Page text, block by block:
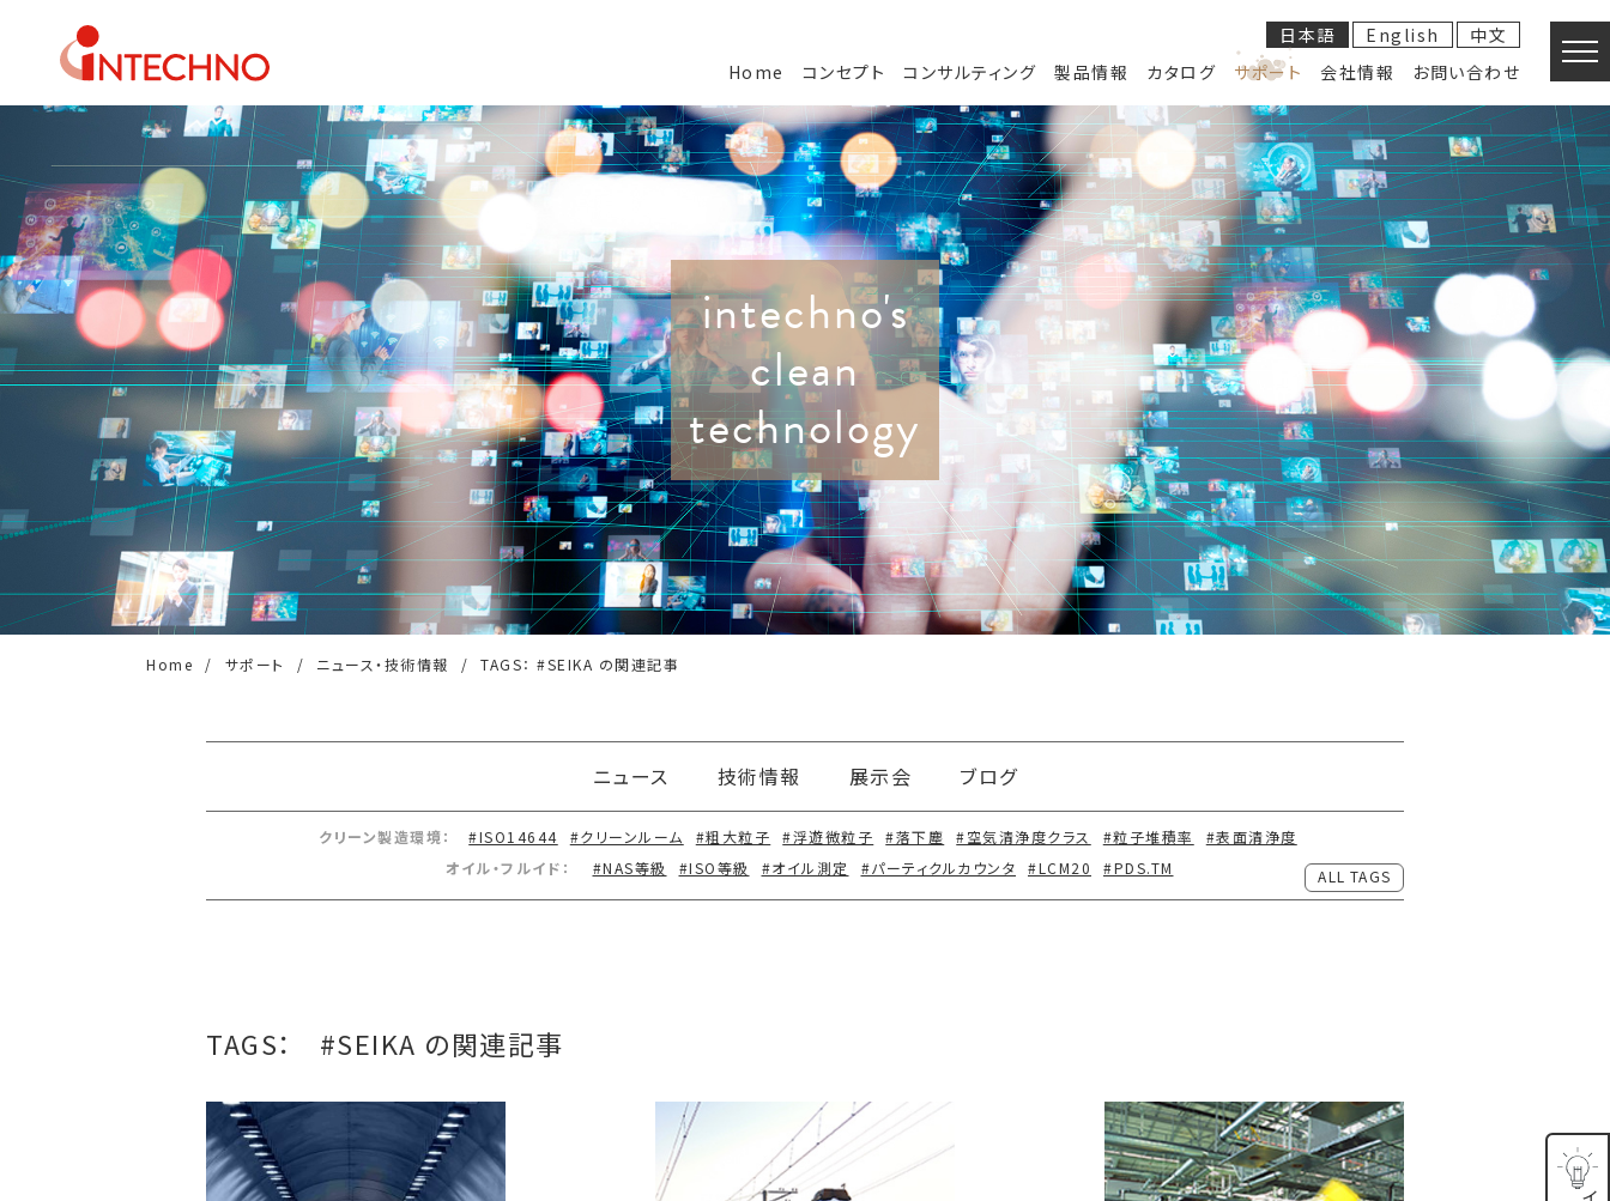
日本語 English
中文
Home
コンセプト コンサルティング 製品情報 カタログ サポート 会社情報 お問い合わせ
intechno's
clean
technology
Home サポート ニュース・技術情報 TAGS： #SEIKA の関連記事
ニュース 技術情報 展示会 ブログ
クリーン製造環境： #ISO14644 #クリーンルーム #粗大粒子 #浮遊微粒子 #落下塵 #空気清浄度クラス #粒子堆積率
#表面清浄度
オイル・フルイド：
#NAS等級 #ISO等級 #オイル測定 #パーティクルカウンタ #LCM20 #PDS.TM ALL TAGS
TAGS： #SEIKA の関連記事